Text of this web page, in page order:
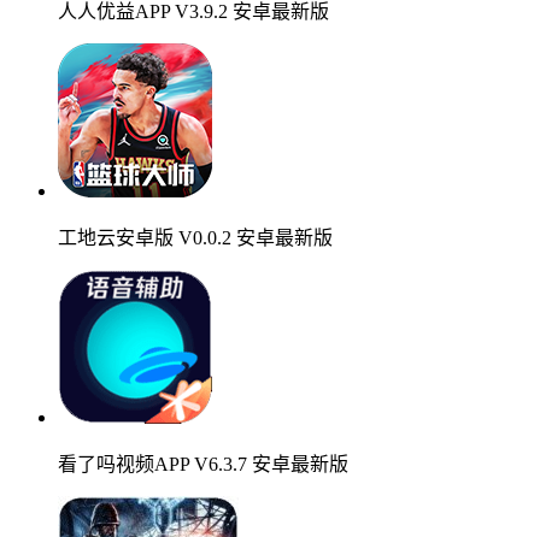
人人优益APP V3.9.2 安卓最新版
工地云安卓版 V0.0.2 安卓最新版
看了吗视频APP V6.3.7 安卓最新版